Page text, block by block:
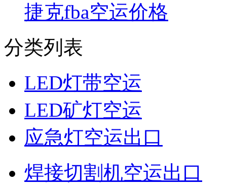
捷克fba空运价格
分类列表
LED灯带空运
LED矿灯空运
应急灯空运出口
焊接切割机空运出口